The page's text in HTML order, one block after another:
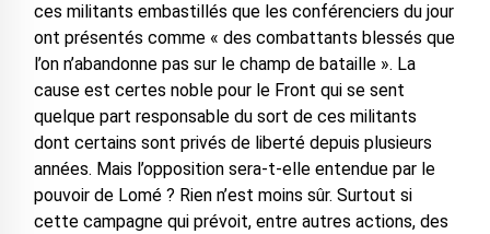
ces militants embastillés que les conférenciers du jour
ont présentés comme « des combattants blessés que
l’on n’abandonne pas sur le champ de bataille ». La
cause est certes noble pour le Front qui se sent
quelque part responsable du sort de ces militants
dont certains sont privés de liberté depuis plusieurs
années. Mais l’opposition sera-t-elle entendue par le
pouvoir de Lomé ? Rien n’est moins sûr. Surtout si
cette campagne qui prévoit, entre autres actions, des